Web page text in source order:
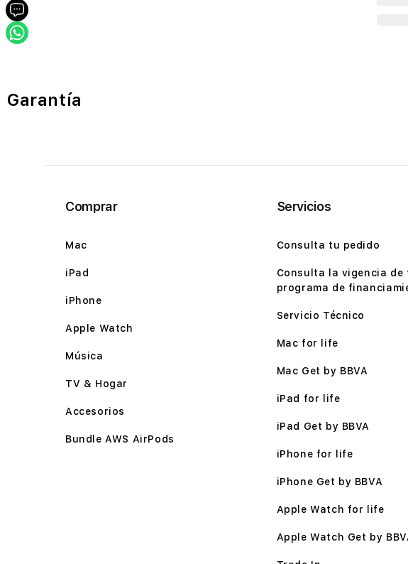
Garantía
Comprar
Mac
iPad
iPhone
Apple Watch
Música
TV & Hogar
Accesorios
Bundle AWS AirPods
Servicios
Consulta tu pedido
Consulta la vigencia de
programa de
Servicio Técnico
Mac for life
Mac Get by BBVA
iPad for life
iPad Get by BBVA
iPhone for life
iPhone Get by BBVA
Apple Watch for life
Apple Watch Get by